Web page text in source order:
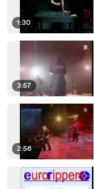
1:30
3:57
2:56